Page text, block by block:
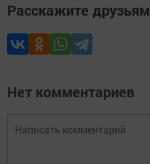
Расскажите друзьям
Нет комментариев